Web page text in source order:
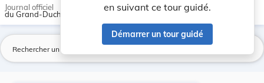
en suivant ce tour guidé.
Démarrer un tour guidé
Journal officiel
du Grand-Duché de Luxembourg